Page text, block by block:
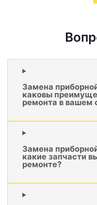
Замена
каковы
ремонта в вашем
Замена
какие запчасти
ремонте?